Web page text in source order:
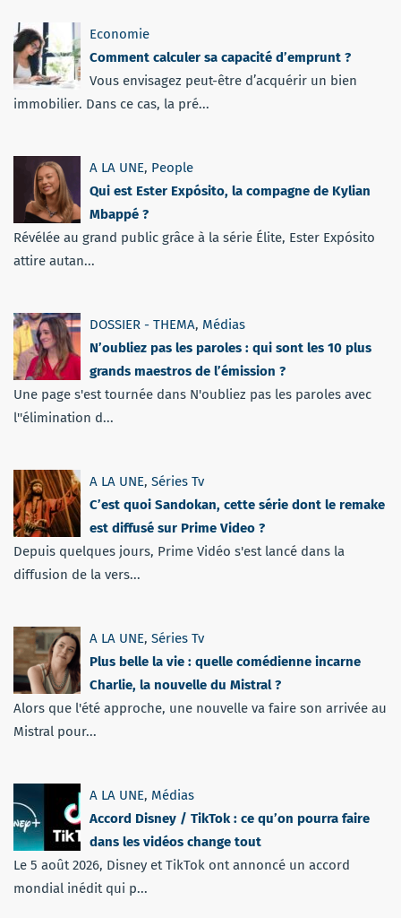
Economie
Comment calculer sa capacité d’emprunt ?
Vous envisagez peut-être d’acquérir un bien
immobilier. Dans ce cas, la pré...
A LA UNE, People
Qui est Ester Expósito, la compagne de Kylian
Mbappé ?
Révélée au grand public grâce à la série Élite, Ester Expósito
attire autan...
DOSSIER - THEMA, Médias
N’oubliez pas les paroles : qui sont les 10 plus
grands maestros de l’émission ?
Une page s'est tournée dans N'oubliez pas les paroles avec
l''élimination d...
A LA UNE, Séries Tv
C’est quoi Sandokan, cette série dont le remake
est diffusé sur Prime Video ?
Depuis quelques jours, Prime Vidéo s'est lancé dans la
diffusion de la vers...
A LA UNE, Séries Tv
Plus belle la vie : quelle comédienne incarne
Charlie, la nouvelle du Mistral ?
Alors que l'été approche, une nouvelle va faire son arrivée au
Mistral pour...
A LA UNE, Médias
Accord Disney / TikTok : ce qu’on pourra faire
dans les vidéos change tout
Le 5 août 2026, Disney et TikTok ont annoncé un accord
mondial inédit qui p...